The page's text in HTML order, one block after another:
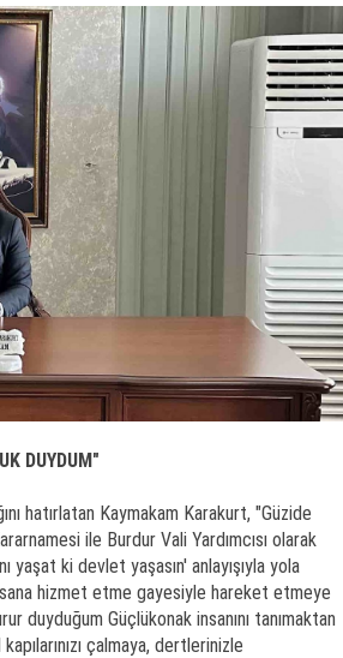
DUYDUM"
hatırlatan Kaymakam Karakurt, "Güzide
ile Burdur Vali Yardımcısı olarak
yaşat ki devlet yaşasın' anlayışıyla yola
hizmet etme gayesiyle hareket etmeye
duyduğum Güçlükonak insanını tanımaktan
çalmaya, dertlerinizle